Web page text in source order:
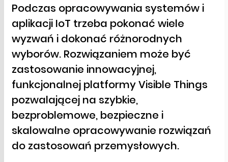
Podczas opracowywania systemów i
aplikacji IoT trzeba pokonać wiele
wyzwań i dokonać różnorodnych
wyborów. Rozwiązaniem może być
zastosowanie innowacyjnej,
funkcjonalnej platformy Visible Things
pozwalającej na szybkie,
bezproblemowe, bezpieczne i
skalowalne opracowywanie rozwiązań
do zastosowań przemysłowych.